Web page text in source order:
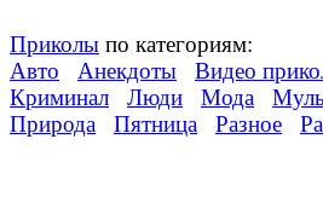
Приколы по категориям:
Авто
Анекдоты Видео
Криминал
Люди Мода
Природа
Пятница Разное